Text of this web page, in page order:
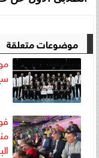
موضوعات متعلقة